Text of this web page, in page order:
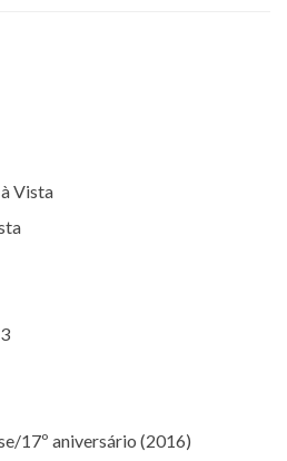
Vista
17º aniversário (2016)